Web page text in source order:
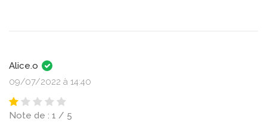
Alice.o
09/07/2022 à 14:40
Note de : 1 / 5